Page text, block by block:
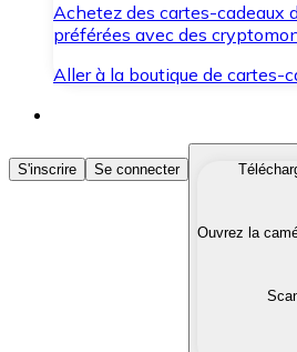
Achetez des cartes-cadeaux
préférées avec des
Aller à la boutique de cartes-
Acheter des Cryptomonnaies
Achetez les
Convertissez vos
S'inscrire Se connecter
Ouvrez la